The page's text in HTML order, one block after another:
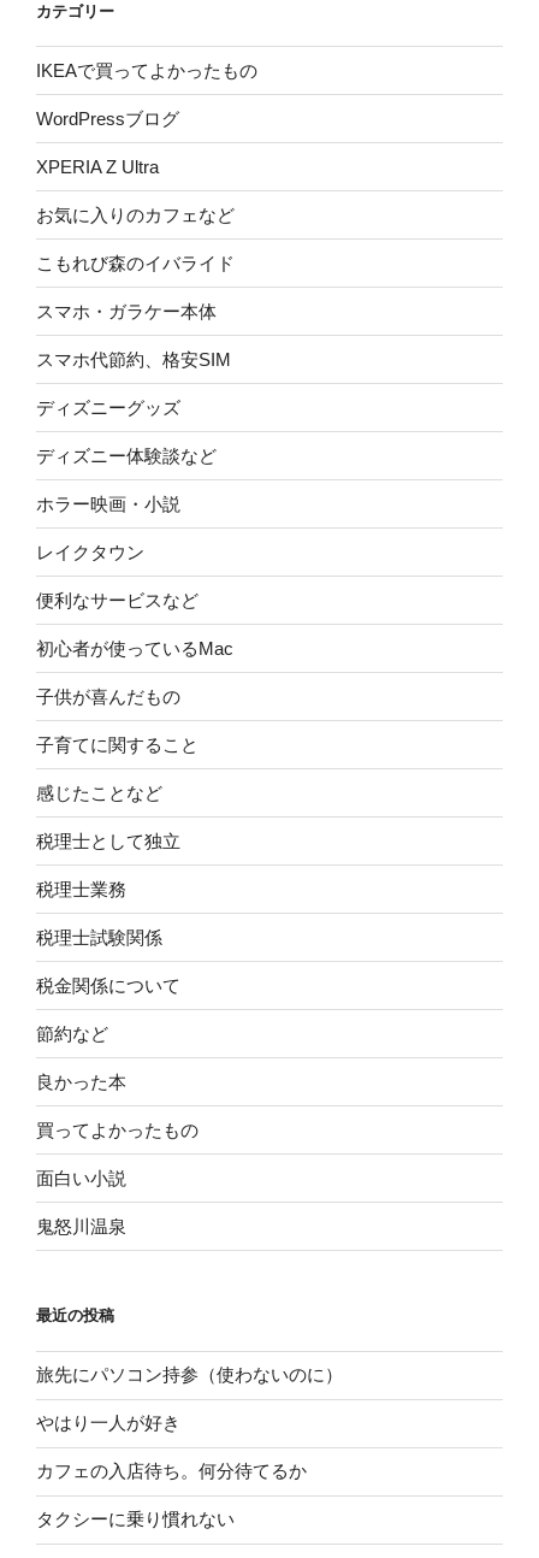
カテゴリー
IKEAで買ってよかったもの
WordPressブログ
XPERIA Z Ultra
お気に入りのカフェなど
こもれび森のイバライド
スマホ・ガラケー本体
スマホ代節約、格安SIM
ディズニーグッズ
ディズニー体験談など
ホラー映画・小説
レイクタウン
便利なサービスなど
初心者が使っているMac
子供が喜んだもの
子育てに関すること
感じたことなど
税理士として独立
税理士業務
税理士試験関係
税金関係について
節約など
良かった本
買ってよかったもの
面白い小説
鬼怒川温泉
最近の投稿
旅先にパソコン持参（使わないのに）
やはり一人が好き
カフェの入店待ち。何分待てるか
タクシーに乗り慣れない